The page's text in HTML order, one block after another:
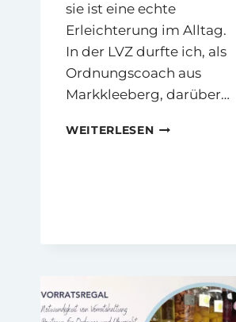
sie ist eine echte
Erleichterung im Alltag.
In der LVZ durfte ich, als
Ordnungscoach aus
Markkleeberg, darüber…
WEITERLESENLVZ